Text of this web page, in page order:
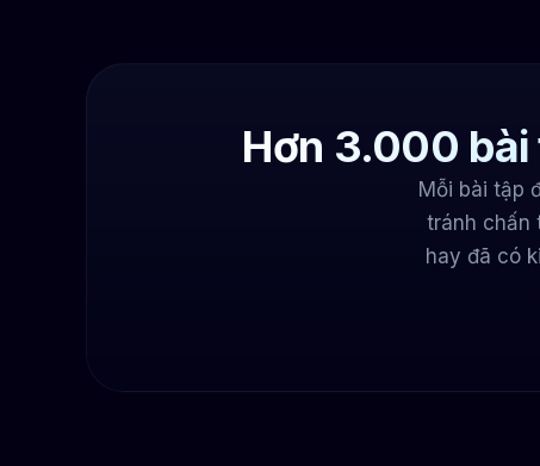
Hơn 3.000
Mỗi bài tập
tránh chấn
hay đã có